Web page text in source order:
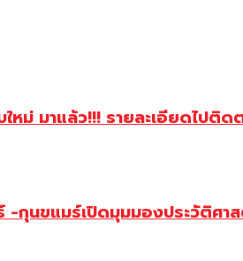
หม่ มาแล้ว!!! รายละเอียดไปติ
-กุนขแมร์เปิดมุมมองประวัติศา